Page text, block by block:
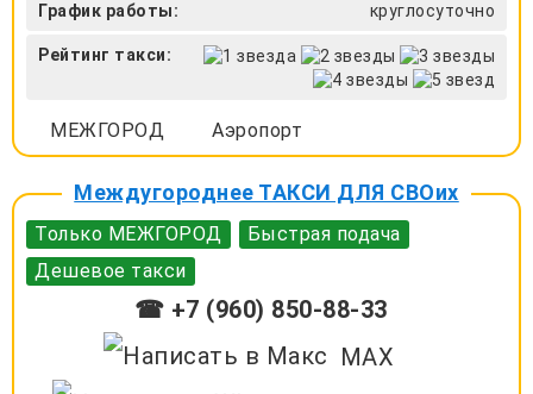
График работы: круглосуточно
Рейтинг такси:
МЕЖГОРОД Аэропорт
Междугороднее ТАКСИ ДЛЯ СВОих
Только МЕЖГОРОД
Быстрая подача
Дешевое такси
☎ +7 (960) 850-88-33
MAX